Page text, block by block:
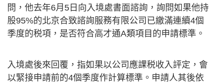
問，他去年6月5日向入境處書面諮詢，詢問如果他持
股95%的北京合致諮詢服務有限公司已繳滿連續4個
季度的税項，是否符合高才通A類項目的申請標準。
入境處後來回覆，指如果以公司應課税收入評定，會
以緊接申請前的4個季度作計算標準。申請人其後依